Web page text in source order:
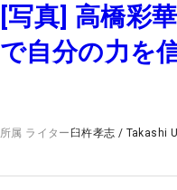
[写真] 高橋彩
で自分の力を
所属 ライター 臼杵孝志 / Takashi